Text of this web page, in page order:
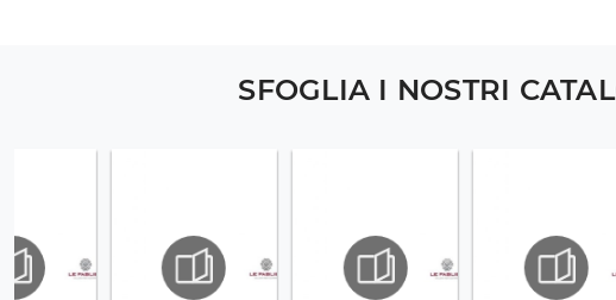
SFOGLIA I NOSTRI